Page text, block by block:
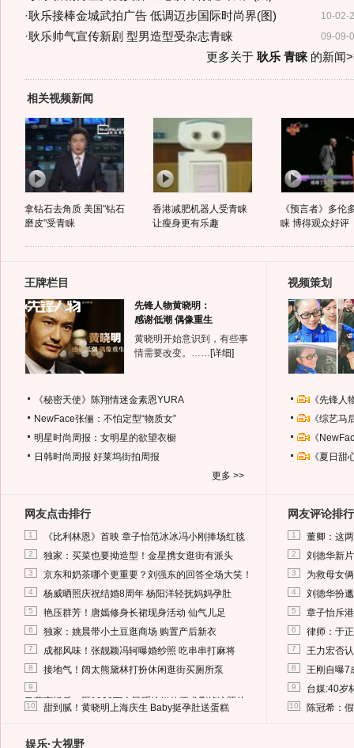
10-02-
·耿乐接棒金城武拍广告 低调迈步国际时尚界(图)
09-09-
·耿乐帅气宣传新剧 型男造型受杂志青睐
更多关于 耿乐 青睐的新闻
相关视频新闻
拿钻石去角质 美国"钻石
磨皮"受青睐
香港减肥机器人受青睐
让瘦身更有乐趣
《预言者》多伦
睐 博得观众好评
王牌栏目
先锋人物黄晓明：
感谢低潮 偶像重生
黄晓明开始意识到，有些事
情需要改变。…… [详细]
《秘密天使》陈翔情迷金素恩YURA
NewFace张俪：不怕定型“物质女”
明星时尚周报：女明星的欲望衣橱
日韩时尚周报 好莱坞街拍周报
更多 >>
视频策划
《先锋
《综艺
《
《夏日
网友点击排行
1 《比利林恩》首映 章子怡范冰冰冯小刚捧场红毯
2 独家：买菜也要拗造型！金星携女逛街有派头
3 京东和奶茶哪个更重要？刘强东的回答全场大笑！
4 杨威晒照庆祝结婚8周年 杨阳洋轻抚妈妈孕肚
5 艳压群芳！唐嫣修身长裙现身活动 仙气儿足
6 独家：姚晨带小土豆逛商场 购置产后新衣
7 成都风味！张靓颖冯轲曝婚纱照 吃串串打麻将
8 接地气！阔太熊黛林打扮休闲逛街买厕所泵
9
马蓉离婚后，砸1000万人民币给媒体要求删掉这照片
10 甜到腻！黄晓明上海庆生 Baby挺孕肚送蛋糕
网友评论排行
1 董卿：这
2 刘德华新
3 为救母女
4 刘德华扮
5 章子怡斥
6 律师：于
7 王力宏否
8 王刚自曝7
9 台媒:40岁
10 陈冠希：
娱乐·大视野